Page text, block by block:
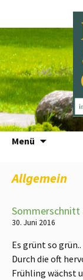
Menü
Zum
Allgemein
Sommerschnitt
30. Juni 2016
Es grünt so grün..
Durch die oft
Frühling wächst